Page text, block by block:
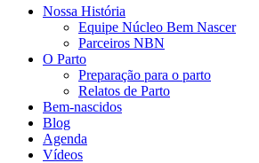
Nossa História
Equipe Núcleo Bem Nascer
Parceiros NBN
O Parto
Preparação para o parto
Relatos de Parto
Bem-nascidos
Blog
Agenda
Vídeos